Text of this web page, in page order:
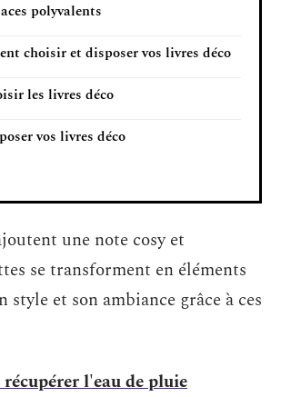
polyvalents
choisir et disposer vos livres déco
les livres déco
vos livres déco
une note cosy et
se transforment en éléments
et son ambiance grâce à ces
l'eau de pluie